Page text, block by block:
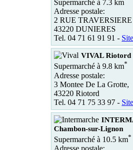
Supermarché à 7.3 km
Adresse postale:
2 RUE TRAVERSIERE
43220 DUNIERES
Tel. 04 71 61 91 91 -
VIVAL Riotord
Supermarché à 9.8 km*
Adresse postale:
3 Montee De La Grotte,
43220 Riotord
Tel. 04 71 75 33 97 -
Chambon-sur-Lignon
Supermarché à 10.5 km*
Adresse postale: